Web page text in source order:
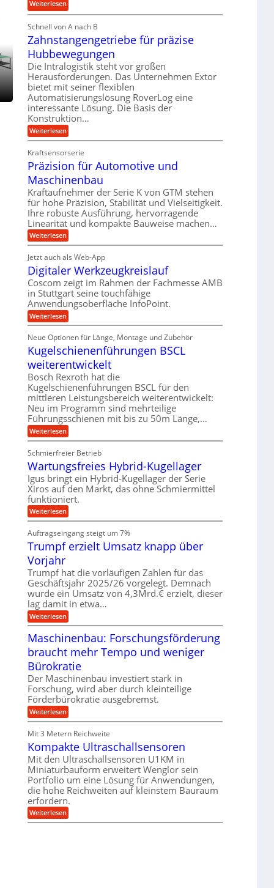
i
V
e
r
g
l
e
i
c
h
g
e
u
g
e
l
g
e
w
i
n
d
e
r
i
e
b
e
f
ü
r
a
u
e
U
m
g
b
u
n
g
e
n
i
g
e
r
t
m
s
a
t
z
u
n
d
A
u
f
t
r
a
g
s
e
i
n
g
a
n
Weiterlesen:
M
e
h
A
r
b
e
i
t
s
l
o
s
e
w
e
n
i
g
e
r
S
t
e
l
l
e
n
Schnell von A nach B
Zahnstangengetriebe für präzise
Hubbewegungen
Die Intralogistik steht vor großen
Herausforderungen. Das Unternehmen Extor
bietet mit seiner flexiblen
Automatisierungslösung RoverLog eine
interessante Lösung. Die Basis der
Konstruktion…
Weiterlesen:
Z
h
n
s
t
a
n
g
e
n
g
e
r
i
e
b
e
f
ü
r
p
r
z
i
s
e
H
u
b
b
e
w
e
u
n
g
e
n
Kraftsensorserie
Präzision für Automotive und
Maschinenbau
Kraftaufnehmer der Serie K von GTM stehen
für hohe Präzision, Stabilität und Vielseitigkeit.
Ihre robuste Ausführung, hervorragende
Linearität und kompakte Bauweise machen…
Weiterlesen:
P
ä
z
i
s
i
o
n
f
ü
r
A
u
t
o
m
o
i
v
e
u
n
d
M
a
s
c
h
i
n
e
b
a
u
Jetzt auch als Web-App
Digitaler Werkzeugkreislauf
Coscom zeigt im Rahmen der Fachmesse AMB
in Stuttgart seine touchfähige
Anwendungsoberfläche InfoPoint.
Weiterlesen:
D
g
i
t
a
l
e
r
W
e
r
k
z
e
u
k
r
e
s
l
a
f
Neue Optionen für Länge, Montage und Zubehör
Kugelschienenführungen BSCL
weiterentwickelt
Bosch Rexroth hat die
Kugelschienenführungen BSCL für den
mittleren Leistungsbereich weiterentwickelt:
Neu im Programm sind mehrteilige
Führungsschienen mit bis zu 50m Länge,…
Weiterlesen:
K
g
e
l
s
c
h
i
e
n
e
n
r
u
n
g
e
n
B
S
C
L
w
e
i
t
e
r
e
n
w
i
c
k
e
l
t
Schmierfreier Betrieb
Wartungsfreies Hybrid-Kugellager
Igus bringt ein Hybrid-Kugellager der Serie
Xiros auf den Markt, das ohne Schmiermittel
funktioniert.
Weiterlesen:
W
r
t
g
s
f
r
e
i
e
H
y
b
r
i
d
-
K
u
g
e
l
l
a
g
e
r
Auftragseingang steigt um 7%
Trumpf erzielt Umsatz knapp über
Vorjahr
Trumpf hat die vorläufigen Zahlen für das
Geschäftsjahr 2025/26 vorgelegt. Demnach
wurde ein Umsatz von 4,3Mrd.€ erzielt, dieser
lag damit in etwa…
Weiterlesen:
T
u
m
p
f
e
r
z
i
e
l
U
m
s
a
t
z
k
n
a
p
p
Maschinenbau: Forschungsförderung
braucht mehr Tempo und weniger
Bürokratie
Der Maschinenbau investiert stark in
Forschung, wird aber durch kleinteilige
Förderbürokratie ausgebremst.
Weiterlesen:
M
s
c
h
i
n
e
n
b
a
u
:
Mit 3 Metern Reichweite
Kompakte Ultraschallsensoren
Mit den Ultraschallsensoren U1KM in
Miniaturbauform erweitert Wenglor sein
Portfolio um eine Lösung für Anwendungen,
die hohe Reichweiten auf kleinstem Bauraum
erfordern.
Weiterlesen:
K